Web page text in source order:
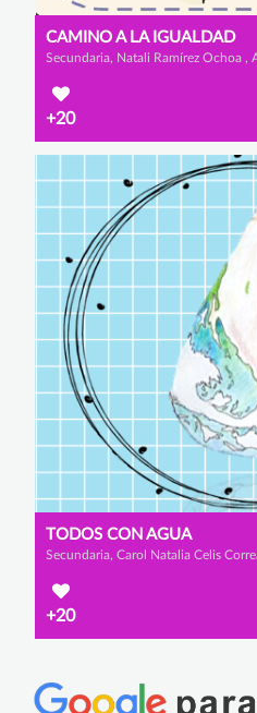
CAMINO A LA IGUALDAD
+20
TODOS CON AGUA
+20